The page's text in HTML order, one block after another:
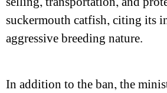
suckermouth catfish, citing its
aggressive breeding nature.
In addition to the ban, the